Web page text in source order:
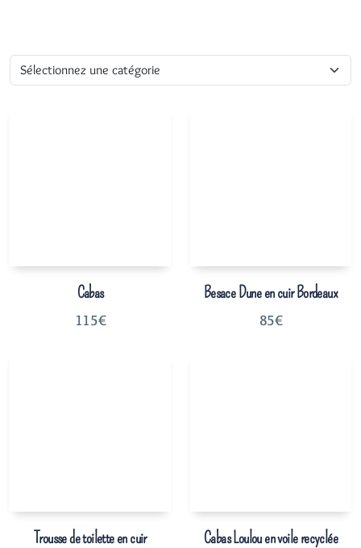
Cabas
115€
Besace Dune en cuir Bordeaux
85€
Trousse de toilette en cuir Cabas Loulou en voile recyclée